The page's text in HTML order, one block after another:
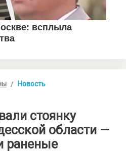
Новость
стоянку
области —
раненые